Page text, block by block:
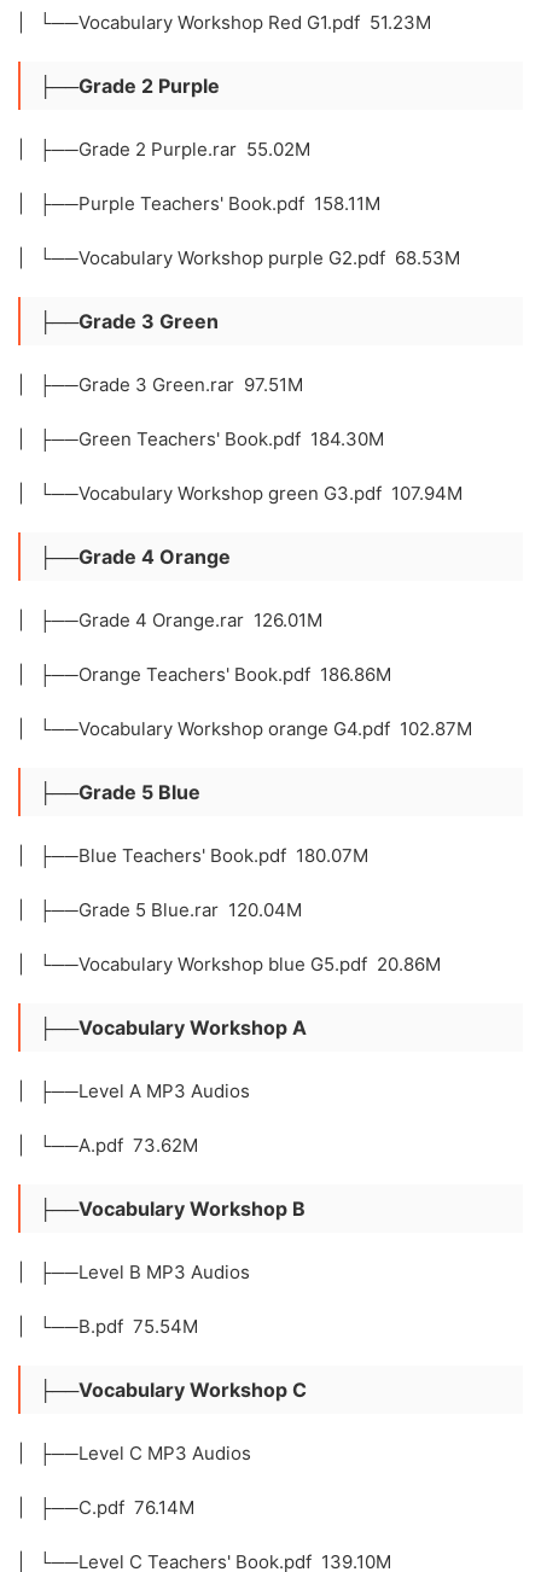
| └──Vocabulary Workshop Red G1.pdf 51.23M
├──Grade 2 Purple
| ├──Grade 2 Purple.rar 55.02M
| ├──Purple Teachers' Book.pdf 158.11M
| └──Vocabulary Workshop purple G2.pdf 68.53M
├──Grade 3 Green
| ├──Grade 3 Green.rar 97.51M
| ├──Green Teachers' Book.pdf 184.30M
| └──Vocabulary Workshop green G3.pdf 107.94M
├──Grade 4 Orange
| ├──Grade 4 Orange.rar 126.01M
| ├──Orange Teachers' Book.pdf 186.86M
| └──Vocabulary Workshop orange G4.pdf 102.87M
├──Grade 5 Blue
| ├──Blue Teachers' Book.pdf 180.07M
| ├──Grade 5 Blue.rar 120.04M
| └──Vocabulary Workshop blue G5.pdf 20.86M
├──Vocabulary Workshop A
| ├──Level A MP3 Audios
| └──A.pdf 73.62M
├──Vocabulary Workshop B
| ├──Level B MP3 Audios
| └──B.pdf 75.54M
├──Vocabulary Workshop C
| ├──Level C MP3 Audios
| ├──C.pdf 76.14M
| └──Level C Teachers' Book.pdf 139.10M